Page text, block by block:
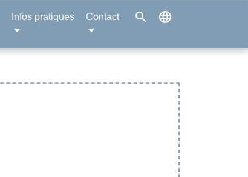
Infos pratiques Contact search language